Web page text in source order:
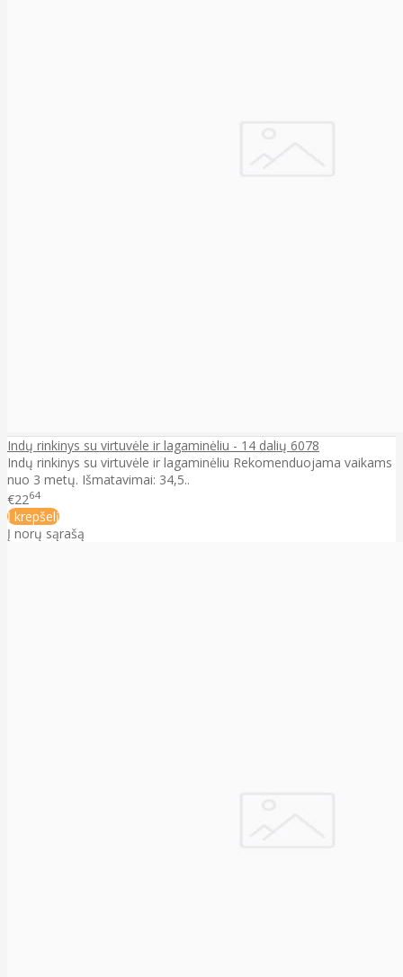
Indų rinkinys su virtuvėle ir lagaminėliu - 14 dalių 6078
Indų rinkinys su virtuvėle ir lagaminėliu Rekomenduojama vaikams
nuo 3 metų. Išmatavimai: 34,5..
€2264
Į krepšelį
Į norų sąrašą